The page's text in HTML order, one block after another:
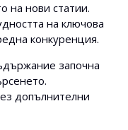
на нови статии.
на ключова
конкуренция.
започна
допълнителни